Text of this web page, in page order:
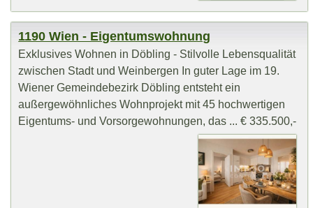
1190 Wien - Eigentumswohnung
Exklusives Wohnen in Döbling - Stilvolle Lebensqualität
zwischen Stadt und Weinbergen In guter Lage im 19.
Wiener Gemeindebezirk Döbling entsteht ein
außergewöhnliches Wohnprojekt mit 45 hochwertigen
Eigentums- und Vorsorgewohnungen, das ... € 335.500,-